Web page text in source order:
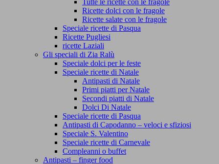
Tutte le ricette con le fragole
Ricette dolci con le fragole
Ricette salate con le fragole
Speciale ricette di Pasqua
Ricette Pugliesi
ricette Laziali
Gli speciali di Zia Ralù
Speciale dolci per le feste
Speciale ricette di Natale
Antipasti di Natale
Primi piatti per Natale
Secondi piatti di Natale
Dolci Di Natale
Speciale ricette di Pasqua
Antipasti di Capodanno – veloci e sfiziosi
Speciale S. Valentino
Speciale ricette di Carnevale
Compleanni o buffet
Antipasti – finger food